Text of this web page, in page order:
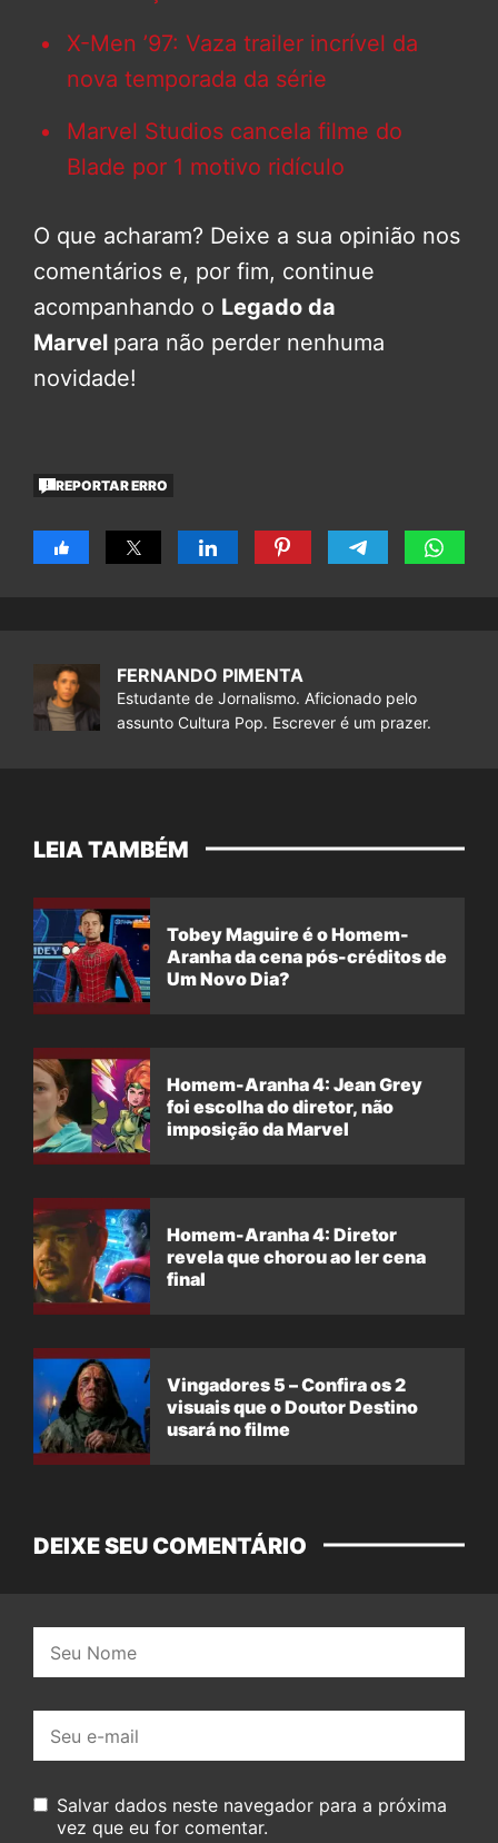
X-Men ’97: Vaza trailer incrível da
nova temporada da série
Marvel Studios cancela filme do
Blade por 1 motivo ridículo
O que acharam? Deixe a sua opinião nos
comentários e, por fim, continue
acompanhando o Legado da
Marvel para não perder nenhuma
novidade!
REPORTAR ERRO
FERNANDO PIMENTA
Estudante de Jornalismo. Aficionado pelo
assunto Cultura Pop. Escrever é um prazer.
LEIA TAMBÉM
Tobey Maguire é o Homem-
Aranha da cena pós-créditos de
Um Novo Dia?
Homem-Aranha 4: Jean Grey
foi escolha do diretor, não
imposição da Marvel
Homem-Aranha 4: Diretor
revela que chorou ao ler cena
final
Vingadores 5 – Confira os 2
visuais que o Doutor Destino
usará no filme
DEIXE SEU COMENTÁRIO
mail:
Salvar dados neste navegador para a próxima
vez que eu for comentar.